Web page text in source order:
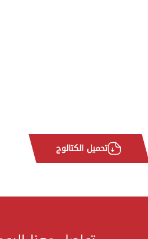
تحميل الكتالوج